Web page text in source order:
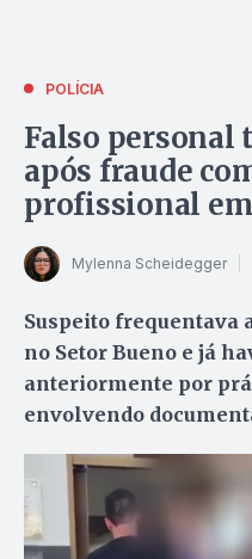
POLÍCIA
Falso personal
após fraude
profissional
Mylenna Scheidegger
Suspeito frequentava
no Setor Bueno e já
anteriormente por
envolvendo